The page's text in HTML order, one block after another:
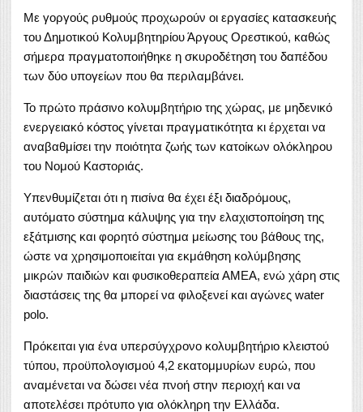
Με γοργούς ρυθμούς προχωρούν οι εργασίες κατασκευής
του Δημοτικού Κολυμβητηρίου Άργους Ορεστικού, καθώς
σήμερα πραγματοποιήθηκε η σκυροδέτηση του δαπέδου
των δύο υπογείων που θα περιλαμβάνει.
Το πρώτο πράσινο κολυμβητήριο της χώρας, με μηδενικό
ενεργειακό κόστος γίνεται πραγματικότητα κι έρχεται να
αναβαθμίσει την ποιότητα ζωής των κατοίκων ολόκληρου
του Νομού Καστοριάς.
Υπενθυμίζεται ότι η πισίνα θα έχει έξι διαδρόμους,
αυτόματο σύστημα κάλυψης για την ελαχιστοποίηση της
εξάτμισης και φορητό σύστημα μείωσης του βάθους της,
ώστε να χρησιμοποιείται για εκμάθηση κολύμβησης
μικρών παιδιών και φυσικοθεραπεία ΑΜΕΑ, ενώ χάρη στις
διαστάσεις της θα μπορεί να φιλοξενεί και αγώνες water
polo.
Πρόκειται για ένα υπερσύγχρονο κολυμβητήριο κλειστού
τύπου, προϋπολογισμού 4,2 εκατομμυρίων ευρώ, που
αναμένεται να δώσει νέα πνοή στην περιοχή και να
αποτελέσει πρότυπο για ολόκληρη την Ελλάδα.